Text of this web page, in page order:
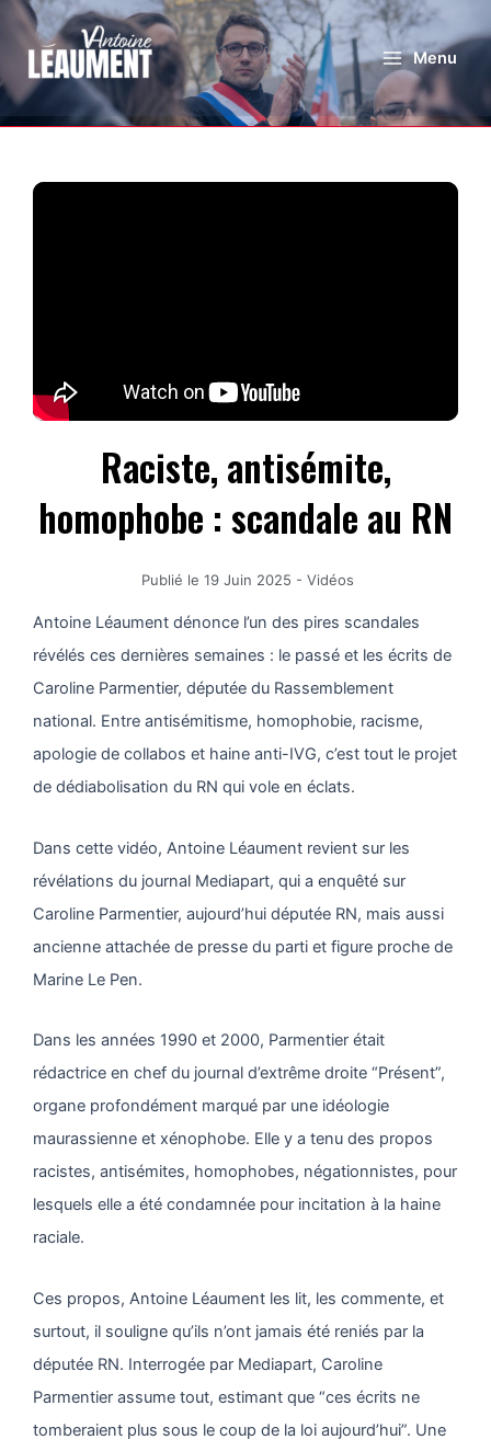
Menu
Raciste, antisémite,
homophobe : scandale au RN
Publié le 19 Juin 2025 - Vidéos
Antoine Léaument dénonce l’un des pires scandales
révélés ces dernières semaines : le passé et les écrits de
Caroline Parmentier, députée du Rassemblement
national. Entre antisémitisme, homophobie, racisme,
apologie de collabos et haine anti-IVG, c’est tout le projet
de dédiabolisation du RN qui vole en éclats.
Dans cette vidéo, Antoine Léaument revient sur les
révélations du journal Mediapart, qui a enquêté sur
Caroline Parmentier, aujourd’hui députée RN, mais aussi
ancienne attachée de presse du parti et figure proche de
Marine Le Pen.
Dans les années 1990 et 2000, Parmentier était
rédactrice en chef du journal d’extrême droite “Présent”,
organe profondément marqué par une idéologie
maurassienne et xénophobe. Elle y a tenu des propos
racistes, antisémites, homophobes, négationnistes, pour
lesquels elle a été condamnée pour incitation à la haine
raciale.
Ces propos, Antoine Léaument les lit, les commente, et
surtout, il souligne qu’ils n’ont jamais été reniés par la
députée RN. Interrogée par Mediapart, Caroline
Parmentier assume tout, estimant que “ces écrits ne
tomberaient plus sous le coup de la loi aujourd’hui”. Une